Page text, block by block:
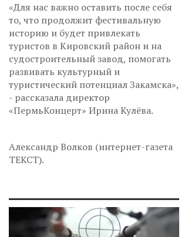
«Для нас важно оставить после себя
то, что продолжит фестивальную
историю и будет привлекать
туристов в Кировский район и на
судостроительный завод, помогать
развивать культурный и
туристический потенциал Закамска»,
- рассказала директор
«ПермьКонцерт» Ирина Кулёва.
Александр Волков (интернет-газета
ТЕКСТ).